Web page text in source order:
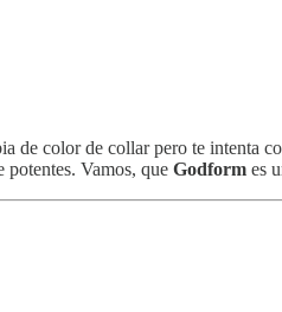
de color de collar pero te intenta
potentes. Vamos, que Godform es